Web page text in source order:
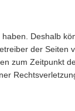
Deshalb
der Seiten
zum Zeitpunkt